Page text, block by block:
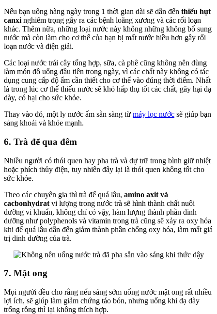
Nếu bạn uống hàng ngày trong 1 thời gian dài sẽ dẫn đến thiếu hụt
canxi nghiêm trọng gây ra các bệnh loãng xương và các rối loạn
khác. Thêm nữa, những loại nước này không những không bổ sung
nước mà còn làm cho cơ thể của bạn bị mất nước hiều hơn gây rối
loạn nước và điện giải.
Các loại nước trái cây tổng hợp, sữa, cà phê cũng không nên dùng
làm món đồ uống đầu tiên trong ngày, vì các chất này không có tác
dụng cung cấp độ ẩm cần thiết cho cơ thể vào đúng thời điểm. Nhất
là trong lúc cơ thể thiếu nước sẽ khó hấp thụ tốt các chất, gây hại dạ
dày, có hại cho sức khỏe.
Thay vào đó, một ly nước ấm sẵn sàng từ máy lọc nước sẽ giúp bạn
sảng khoái và khỏe mạnh.
6. Trà để qua đêm
Nhiều người có thói quen hay pha trà và dự trữ trong bình giữ nhiệt
hoặc phích thủy điện, tuy nhiên đây lại là thói quen không tốt cho
sức khỏe.
Theo các chuyên gia thì trà để quá lâu, amino axit và
cacbonhydrat vi lượng trong nước trà sẽ hình thành chất nuôi
dưỡng vi khuẩn, không chỉ có vậy, hàm lượng thành phần dinh
dưỡng như polyphenols và vitamin trong trà cũng sẽ xảy ra oxy hóa
khi để quá lâu dẫn đến giảm thành phần chống oxy hóa, làm mất giá
trị dinh dưỡng của trà.
7. Mật ong
Mọi người đều cho rằng nếu sáng sớm uống nước mật ong rất nhiều
lợi ích, sẽ giúp làm giảm chứng táo bón, nhưng uống khi dạ dày
trống rỗng thì lại không thích hợp.